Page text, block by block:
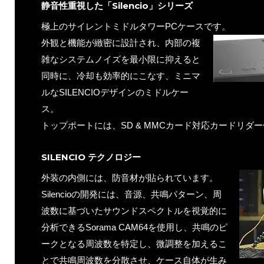
静音性重視した「Silencio」シリーズ
極上のサイレントミドルタワーPCケースです。
外観と機能が緻密に設計され、内部の複
雑なシステムノイズを最小限に抑えると
同時に、冷却も効率的にこなす、ミニマ
ルなSILENCIOデザインのミドルケー
ス。
トップポートには、SD & MMCカード対応カードリダ
SILENCIO テクノロジー
外装の内側には、防音材が貼られています。
Silencioの開発には、音源、共鳴パターン、周
波数に基づいたサウンドスペクトルを視覚的に
分析できるSorama CAM64を使用し、共鳴のピ
ークとなる周波数を特定し、微調整を加えるこ
とで共鳴周波数を分散させ、ケース自体が生み